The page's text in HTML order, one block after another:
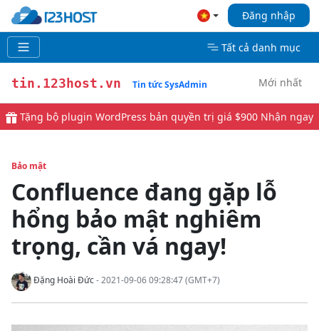
Đăng nhập
Tất cả danh mục
tin.123host.vn Tin tức SysAdmin Mới nhất
Tặng bộ plugin WordPress bản quyền trị giá $900 Nhận ngay
Bảo mật
Confluence đang gặp lỗ
hổng bảo mật nghiêm
trọng, cần vá ngay!
Đặng Hoài Đức- 2021-09-06 09:28:47 (GMT+7)